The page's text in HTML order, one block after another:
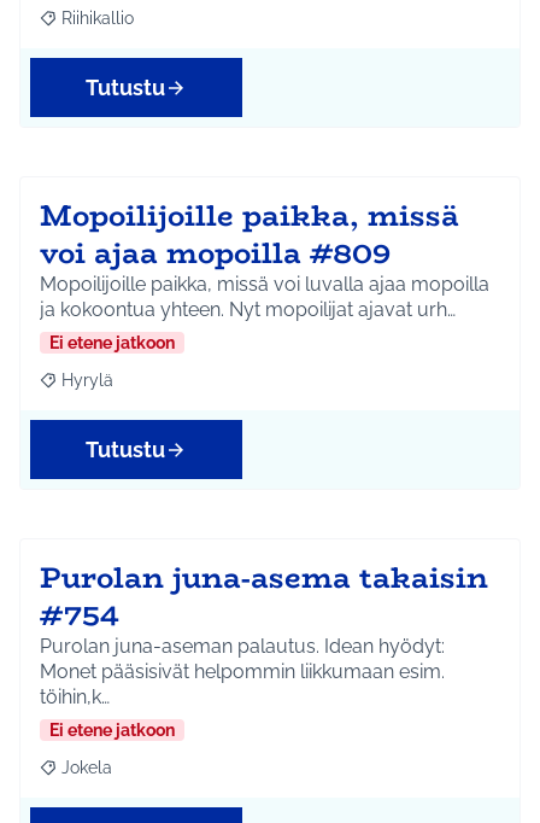
Rajaa tulokset aihepiirin mukaan: Riihikallio
Riihikallio
Tutustu
Mopoilijoille paikka, missä
voi ajaa mopoilla #809
Mopoilijoille paikka, missä voi luvalla ajaa mopoilla
ja kokoontua yhteen. Nyt mopoilijat ajavat urh…
Ei etene jatkoon
Rajaa tulokset aihepiirin mukaan: Hyrylä
Hyrylä
Tutustu
Purolan juna-asema takaisin
#754
Purolan juna-aseman palautus. Idean hyödyt:
Monet pääsisivät helpommin liikkumaan esim.
töihin,k…
Ei etene jatkoon
Rajaa tulokset aihepiirin mukaan: Jokela
Jokela